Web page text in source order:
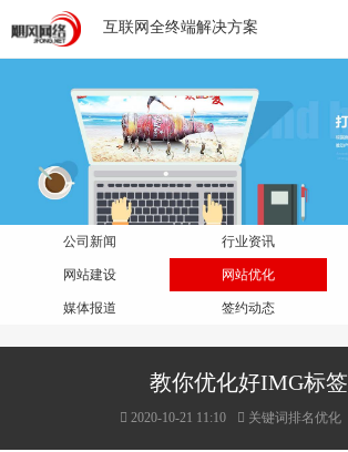
互联网全终端解决方案
公司新闻 行业资讯
网站建设 网站优化
媒体报道 签约动态
教你优化好IMG标签
2020-10-21 11:10 关键词排名优化